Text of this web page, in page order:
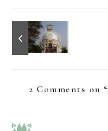
2 Comments on “